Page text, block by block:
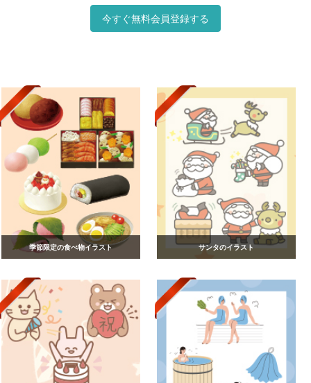
今すぐ無料会員登録する
季節限定の食べ物イラスト サンタのイラスト